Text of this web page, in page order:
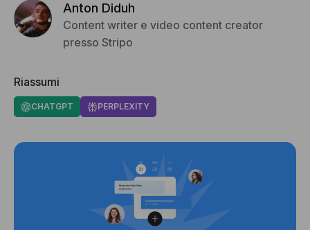
Anton Diduh
Content writer e video content creator
presso Stripo
Riassumi
CHATGPT PERPLEXITY